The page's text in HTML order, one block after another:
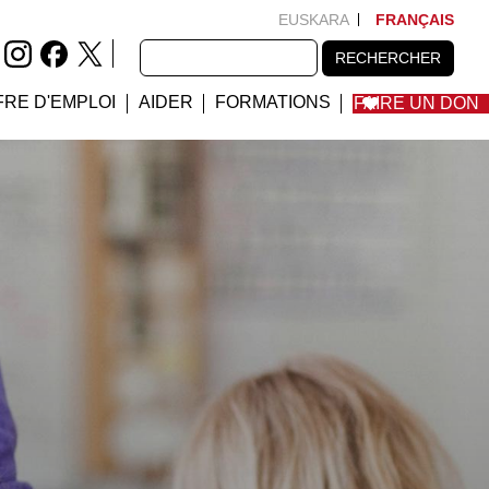
EUSKARA FRANÇAIS
RECHERCHER RECHERCHER
D'EMPLOI AIDER FORMATIONS FAIRE UN DON